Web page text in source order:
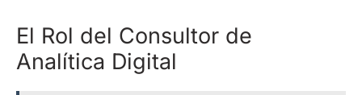
El Rol del Consultor de
Analítica Digital